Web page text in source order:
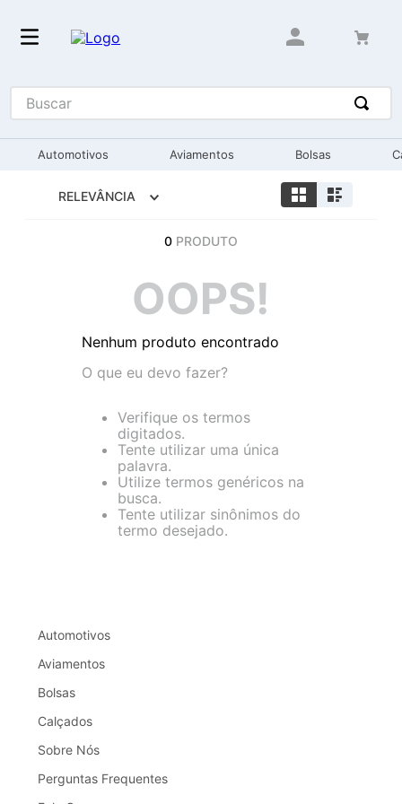
Buscar
Automotivos Aviamentos Bolsas
RELEVÂNCIA
0 PRODUTO
OOPS!
Nenhum produto encontrado
O que eu devo fazer?
Verifique os termos
digitados.
Tente utilizar uma única
palavra.
Utilize termos genéricos na
busca.
Tente utilizar sinônimos do
termo desejado.
Automotivos
Aviamentos
Bolsas
Calçados
Sobre Nós
Perguntas Frequentes